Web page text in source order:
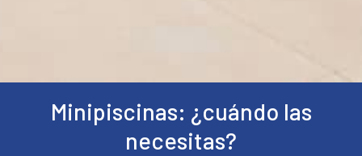
Minipiscinas: ¿cuándo las
necesitas?